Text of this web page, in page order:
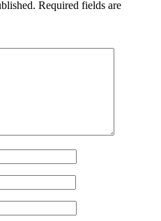
Required fields are